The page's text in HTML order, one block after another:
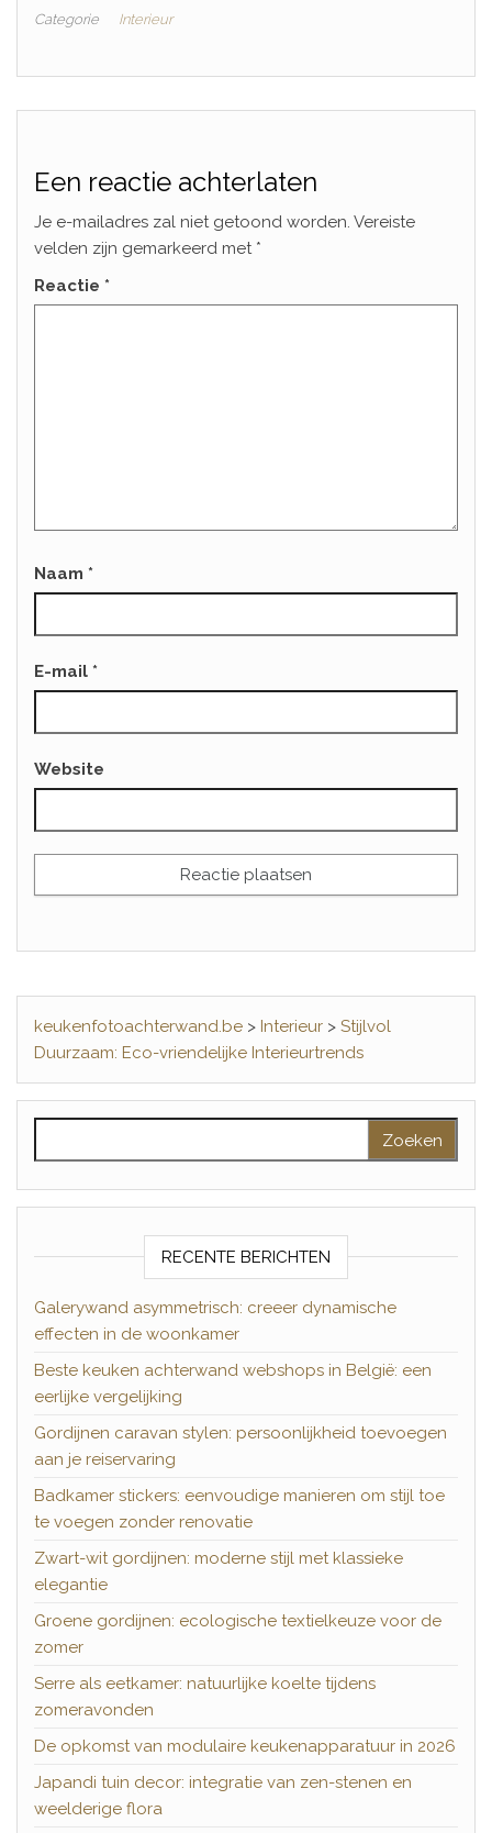
Categorie Interieur
Een reactie achterlaten
Je e-mailadres zal niet getoond worden. Vereiste
velden zijn gemarkeerd met *
Reactie *
Naam *
E-mail *
Website
keukenfotoachterwand.be > Interieur > Stijlvol
Duurzaam: Eco-vriendelijke Interieurtrends
RECENTE BERICHTEN
Galerywand asymmetrisch: creeer dynamische
effecten in de woonkamer
Beste keuken achterwand webshops in België: een
eerlijke vergelijking
Gordijnen caravan stylen: persoonlijkheid toevoegen
aan je reiservaring
Badkamer stickers: eenvoudige manieren om stijl toe
te voegen zonder renovatie
Zwart-wit gordijnen: moderne stijl met klassieke
elegantie
Groene gordijnen: ecologische textielkeuze voor de
zomer
Serre als eetkamer: natuurlijke koelte tijdens
zomeravonden
De opkomst van modulaire keukenapparatuur in 2026
Japandi tuin decor: integratie van zen-stenen en
weelderige flora